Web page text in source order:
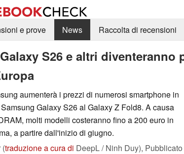
e prove
News Raccolta di recensioni
S26 e altri diventeranno
aumenterà i prezzi di numerosi smartphone in
Galaxy S26 al Galaxy Z Fold8. A causa
molti modelli costeranno fino a 200 euro in
a partire dall'inizio di giugno.
(traduzione a cura di DeepL / Ninh Duy), Pubblicato